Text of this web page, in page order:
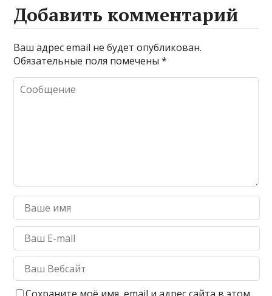
Добавить комментарий
Ваш адрес email не будет опубликован.
Обязательные поля помечены*